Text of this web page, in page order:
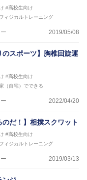
#高校生向け
ィジカルトレーニング
2019/05/08
のスポーツ】胸椎回旋運
#高校生向け
（自宅）でできる
2022/04/20
のだ！】相撲スクワット
#高校生向け
ィジカルトレーニング
2019/03/13